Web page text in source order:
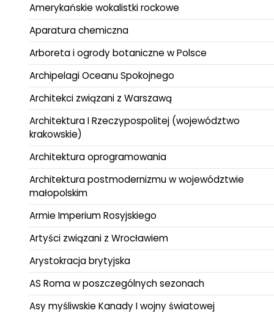
Amerykańskie wokalistki rockowe
Aparatura chemiczna
Arboreta i ogrody botaniczne w Polsce
Archipelagi Oceanu Spokojnego
Architekci związani z Warszawą
Architektura I Rzeczypospolitej (województwo
krakowskie)
Architektura oprogramowania
Architektura postmodernizmu w województwie
małopolskim
Armie Imperium Rosyjskiego
Artyści związani z Wrocławiem
Arystokracja brytyjska
AS Roma w poszczególnych sezonach
Asy myśliwskie Kanady I wojny światowej